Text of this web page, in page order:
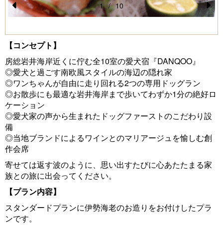
Pr
e
vi
o
u
s
N
e
1 / 10
【コンセプト】
房総岩井海岸近くに佇む全10室の愛犬宿『DANQOO』
◎愛犬と過ごす南欧風スタイルの海辺の隠れ家
◎ワンちゃんが自由に走り回れる2つの専用ドッグラン
◎お散歩にも最適な岩井海岸まで歩いてわずか1分の絶好ロ
ケーション
◎愛犬家の声から生まれたドッグファーストのこだわり設
備
◎当地ブランドによるワインとのマリアージュを愉しむ創
作会席
寄せては返す波のように、思い出すたびに心あたたまる家
族との旅に出会ってください。
【プラン内容】
スタンダードプランに伊勢海老のお造りをお付けしたプラ
ンです。